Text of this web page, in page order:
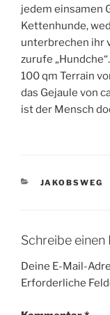
jedem einsamen
Kettenhunde,
unterbrechen ihr
zurufe
100 qm Terrain
das Gejaule von
ist der Mensch
KATEGORIEN
JAKOBSWEG
Schreibe
Deine E-Mail-
Erforderliche